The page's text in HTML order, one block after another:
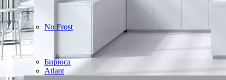
No Frost
Бирюса
Atlant